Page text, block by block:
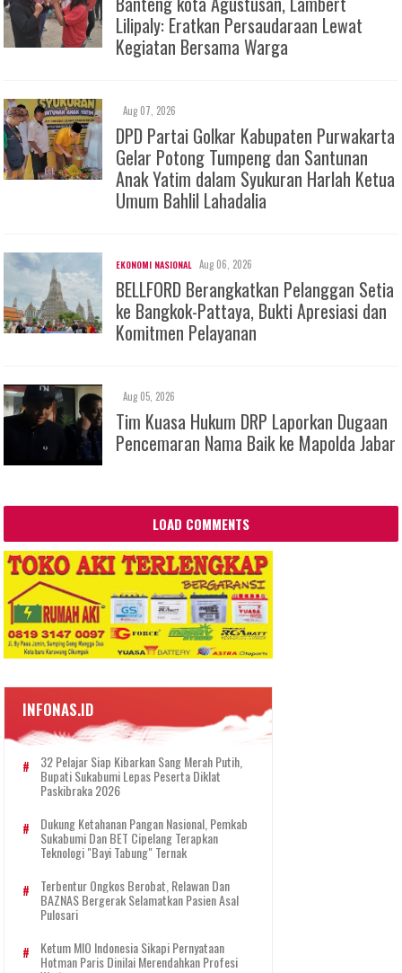
Lilipaly: Eratkan Persaudaraan Lewat
Kegiatan Bersama Warga
Aug 07, 2026
DPD Partai Golkar Kabupaten Purwakarta
Gelar Potong Tumpeng dan Santunan
Anak Yatim dalam Syukuran Harlah Ketua
Umum Bahlil Lahadalia
EKONOMI NASIONAL Aug 06, 2026
BELLFORD Berangkatkan Pelanggan Setia
ke Bangkok-Pattaya, Bukti Apresiasi dan
Komitmen Pelayanan
Aug 05, 2026
Tim Kuasa Hukum DRP Laporkan Dugaan
Pencemaran Nama Baik ke Mapolda Jabar
LOAD COMMENTS
INFONAS.ID
32 Pelajar Siap Kibarkan Sang Merah Putih,
Bupati Sukabumi Lepas Peserta Diklat
Paskibraka 2026
Dukung Ketahanan Pangan Nasional, Pemkab
Sukabumi Dan BET Cipelang Terapkan
Teknologi "Bayi Tabung" Ternak
Terbentur Ongkos Berobat, Relawan Dan
BAZNAS Bergerak Selamatkan Pasien Asal
Pulosari
Ketum MIO Indonesia Sikapi Pernyataan
Hotman Paris Dinilai Merendahkan Profesi